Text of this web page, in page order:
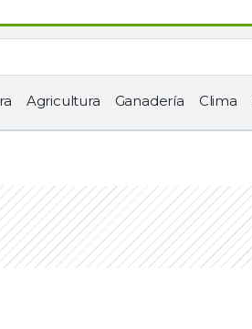
Agricultura Ganadería Clima